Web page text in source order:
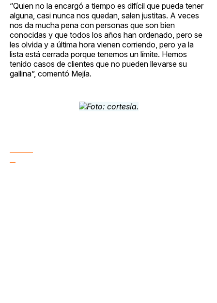
“Quien no la encargó a tiempo es difícil que pueda tener
alguna, casi nunca nos quedan, salen justitas. A veces
nos da mucha pena con personas que son bien
conocidas y que todos los años han ordenado, pero se
les olvida y a última hora vienen corriendo, pero ya la
lista está cerrada porque tenemos un límite. Hemos
tenido casos de clientes que no pueden llevarse su
gallina”, comentó Mejía.